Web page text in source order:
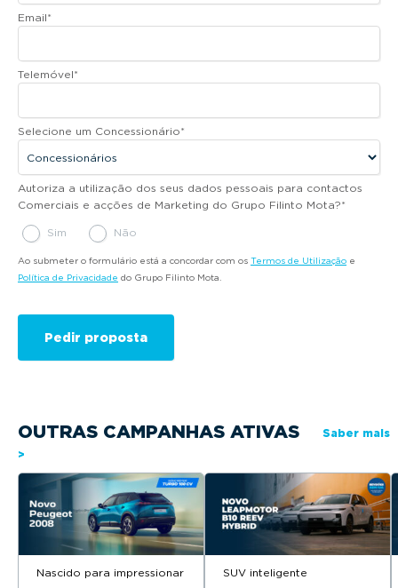
Email*
Telemóvel*
Selecione um Concessionário*
Autoriza a utilização dos seus dados pessoais para contactos
Comerciais e acções de Marketing do Grupo Filinto Mota?*
Sim Não
Ao submeter o formulário está a concordar com os Termos de Utilização e
Política de Privacidade do Grupo Filinto Mota.
OUTRAS CAMPANHAS ATIVAS
Saber mais
>
Nascido para impressionar SUV inteligente